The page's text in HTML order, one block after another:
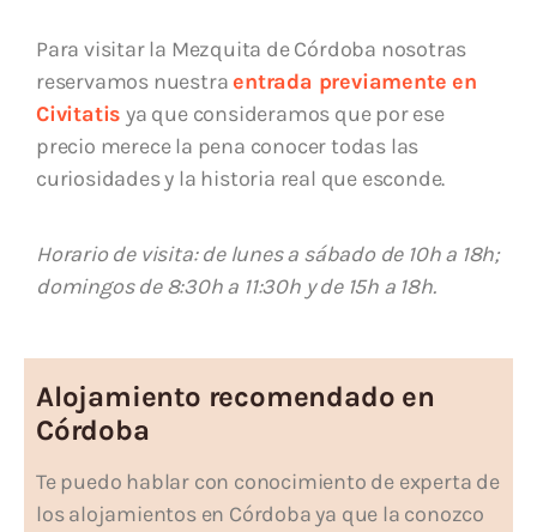
Para visitar la Mezquita de Córdoba nosotras
reservamos nuestraentrada previamente en
Civitatis ya que consideramos que por ese
precio merece la pena conocer todas las
curiosidades y la historia real que esconde.
Horario de visita: de lunes a sábado de 10h a 18h;
domingos de 8:30h a 11:30h y de 15h a 18h.
Alojamiento recomendado en
Córdoba
Te puedo hablar con conocimiento de experta de
los alojamientos en Córdoba ya que la conozco